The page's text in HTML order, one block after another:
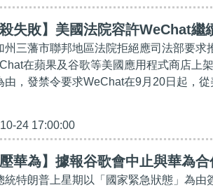
殺失敗】美國法院容許WeChat
州三藩市聯邦地區法院拒絕應司法部要求
在蘋果及谷歌等美國應用程式商店上
由，發禁令要求WeChat在9月20日起，
24 17:00:00
壓華為】據報谷歌會中止與華為合
統特朗普上星期以「國家緊急狀態」為由